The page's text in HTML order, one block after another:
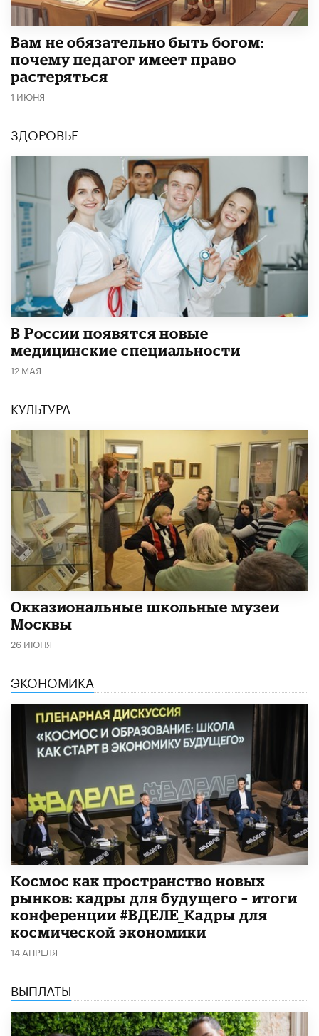
​Вам не обязательно быть богом:
почему педагог имеет право
растеряться
1 ИЮНЯ
ЗДОРОВЬЕ
В России появятся новые
медицинские специальности
12 МАЯ
КУЛЬТУРА
​Окказиональные школьные музеи
Москвы
26 ИЮНЯ
ЭКОНОМИКА
Космос как пространство новых
рынков: кадры для будущего – итоги
конференции #ВДЕЛЕ_Кадры для
космической экономики
14 АПРЕЛЯ
ВЫПЛАТЫ